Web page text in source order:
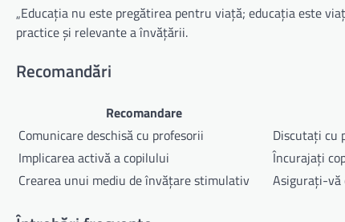
„Educația nu este pregătirea pentru viață; educația este
practice și relevante a învățării.
Recomandări
Recomandare
Comunicare deschisă cu profesorii
Discutați cu
Implicarea activă a copilului
Încurajați
Crearea unui mediu de învățare stimulativ
Asigurați-vă